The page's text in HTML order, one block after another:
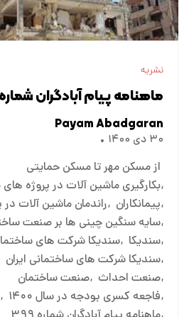
نشریه
ماهنامه پیام آبادگران شماره ۳۹۹
Payam Abadgaran
۳۰ دی ۱۴۰۰
از مسکن مهر تا مسکن حمایتی
بکارگیری ماشین آلات در پروژه
پیمانکاران راندمان ماشین آلات در
سایه سنگین چینی ها بر صنعت
سندیکا سندیکا شرکت های
سندیکا شرکت های ساختمانی ایران
صنعت احداث صنعت ساختمان
فاجعه کسری بودجه در سال ۱۴۰۰